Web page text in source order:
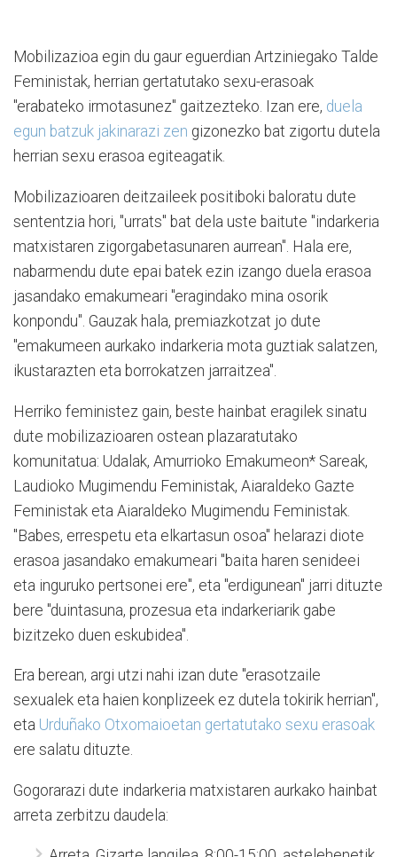
Mobilizazioa egin du gaur eguerdian Artziniegako Talde
Feministak, herrian gertatutako sexu-erasoak
"erabateko irmotasunez" gaitzezteko. Izan ere, duela
egun batzuk jakinarazi zen gizonezko bat zigortu dutela
herrian sexu erasoa egiteagatik.
Mobilizazioaren deitzaileek positiboki baloratu dute
sententzia hori, "urrats" bat dela uste baitute "indarkeria
matxistaren zigorgabetasunaren aurrean". Hala ere,
nabarmendu dute epai batek ezin izango duela erasoa
jasandako emakumeari "eragindako mina osorik
konpondu". Gauzak hala, premiazkotzat jo dute
"emakumeen aurkako indarkeria mota guztiak salatzen,
ikustarazten eta borrokatzen jarraitzea".
Herriko feministez gain, beste hainbat eragilek sinatu
dute mobilizazioaren ostean plazaratutako
komunitatua: Udalak, Amurrioko Emakumeon* Sareak,
Laudioko Mugimendu Feministak, Aiaraldeko Gazte
Feministak eta Aiaraldeko Mugimendu Feministak.
"Babes, errespetu eta elkartasun osoa" helarazi diote
erasoa jasandako emakumeari "baita haren senideei
eta inguruko pertsonei ere", eta "erdigunean" jarri dituzte
bere "duintasuna, prozesua eta indarkeriarik gabe
bizitzeko duen eskubidea".
Era berean, argi utzi nahi izan dute "erasotzaile
sexualek eta haien konplizeek ez dutela tokirik herrian",
eta Urduñako Otxomaioetan gertatutako sexu erasoak
ere salatu dituzte.
Gogorarazi dute indarkeria matxistaren aurkako hainbat
arreta zerbitzu daudela: